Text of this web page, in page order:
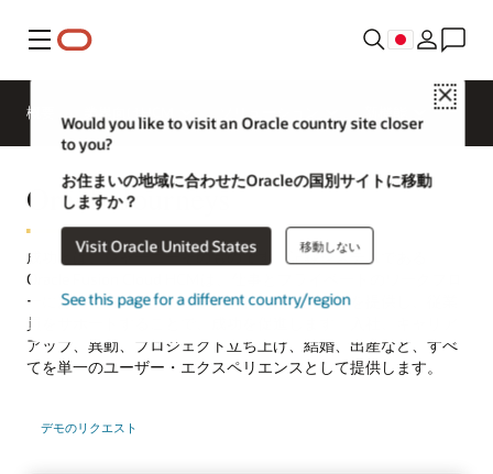
メニュー
Close
Would you like to visit an Oracle country site closer
to you?
お住まいの地域に合わせたOracleの国別サイトに移動
しますか？
Visit Oracle United States 移動しない
See this page for a different country/region
概要
Oracle Journeys
成功とは、ジャーニーそのものです。記録システムである
Oracle Fusion Cloud HCMは、仕事とプライベートのワークフロ
ーにおいて、パーソナライズされたガイダンスを提供し、従業
員をサポートすることで、成功を促進します。入社、キャリア
アップ、異動、プロジェクト立ち上げ、結婚、出産など、すべ
てを単一のユーザー・エクスペリエンスとして提供します。
デモのリクエスト